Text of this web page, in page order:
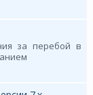
за перебой в